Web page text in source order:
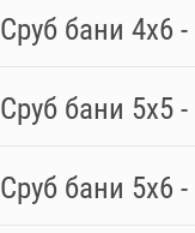
Сруб бани 4х6 -
Сруб бани 5х5 -
Сруб бани 5х6 -